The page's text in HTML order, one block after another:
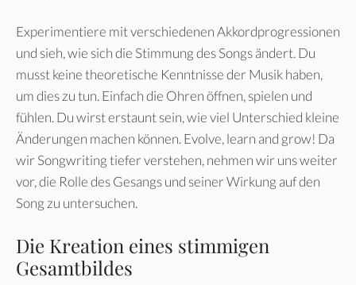
Experimentiere mit verschiedenen Akkordprogressionen
und sieh, wie sich die Stimmung des Songs ändert. Du
musst keine theoretische Kenntnisse der Musik haben,
um dies zu tun. Einfach die Ohren öffnen, spielen und
fühlen. Du wirst erstaunt sein, wie viel Unterschied kleine
Änderungen machen können. Evolve, learn and grow! Da
wir Songwriting tiefer verstehen, nehmen wir uns weiter
vor, die Rolle des Gesangs und seiner Wirkung auf den
Song zu untersuchen.
Die Kreation eines stimmigen
Gesamtbildes